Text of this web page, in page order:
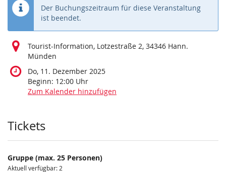
Der Buchungszeitraum für diese Veranstaltung
ist beendet.
Tourist-Information, Lotzestraße 2, 34346 Hann.
Münden
Do, 11. Dezember 2025
Beginn: 12:00 Uhr
Zum Kalender hinzufügen
Produkte
Tickets
Gruppe (max. 25 Personen)
Aktuell verfügbar: 2